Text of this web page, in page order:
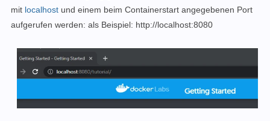
mit localhost und einem beim Containerstart angegebenen Port
aufgerufen werden: als Beispiel: http://localhost:8080